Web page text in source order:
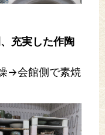
充実した作陶
会館側で素焼